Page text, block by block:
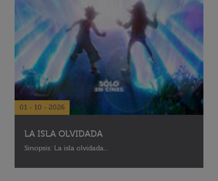
01 - 10 - 2026
LA ISLA OLVIDADA
Sinopsis: La isla olvidada...